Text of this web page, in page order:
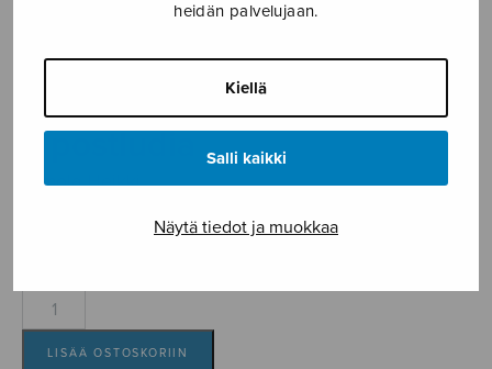
heidän palvelujaan.
Kiellä
Salli kaikki
Näytä tiedot ja muokkaa
3 postludia
Liimola Heikki
postludia
määräLISÄÄ OSTOSKORIIN